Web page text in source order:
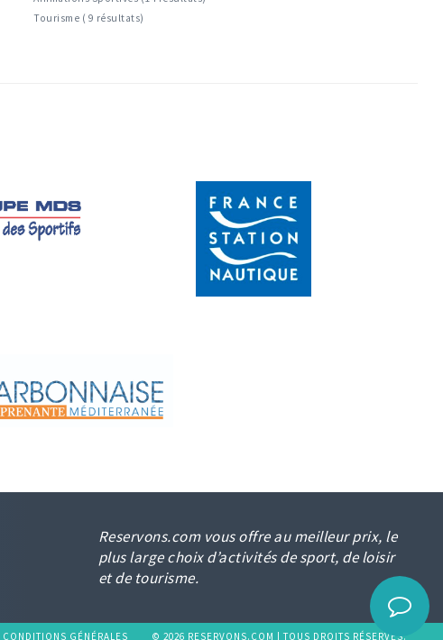
Tourisme ( 9 résultats)
Reservons.com vous offre au meilleur prix, le
plus large choix d’activités de sport, de loisir
et de tourisme.
CONDITIONS GÉNÉRALES © 2026 RESERVONS.COM | TOUS DROITS RÉSERVÉS.